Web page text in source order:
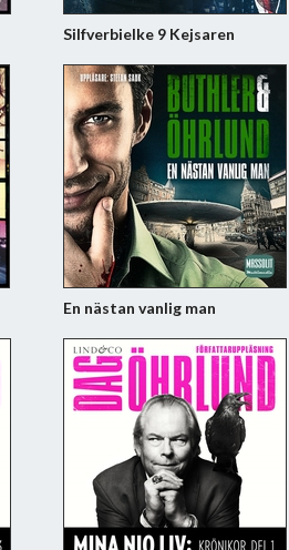
Silfverbielke 9 Kejsaren
En nästan vanlig man